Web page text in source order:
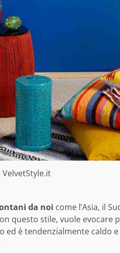
da noi come l’Asia, il
questo stile, vuole evocare
è tendenzialmente caldo e